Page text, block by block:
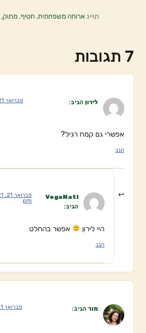
תוייגארוחה משפחתית, חטיף, מתוק,
7 תגובות
לירון הגיב: פברואר 21, 2021 בשעה 6:25 am
אפשרי גם קמח רגיל?
הגב
VegaNati
הגיב:
pm
היי לירון אפשר בהחלט
הגב
מור הגיב: פברואר 21, 2021 בשעה 7:33 am